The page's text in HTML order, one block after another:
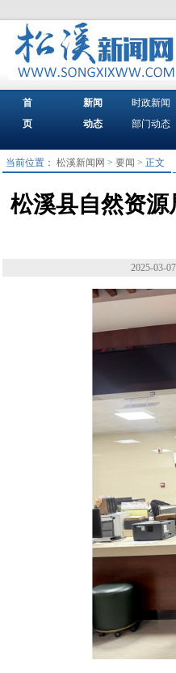
首
页
新闻
动态
时政新闻
部门动态
当前位置：松溪新闻网 >要闻 > 正文
松溪县自然资源
2025-03-